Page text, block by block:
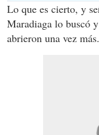
Lo que es cierto, y
Maradiaga lo buscó
abrieron una vez